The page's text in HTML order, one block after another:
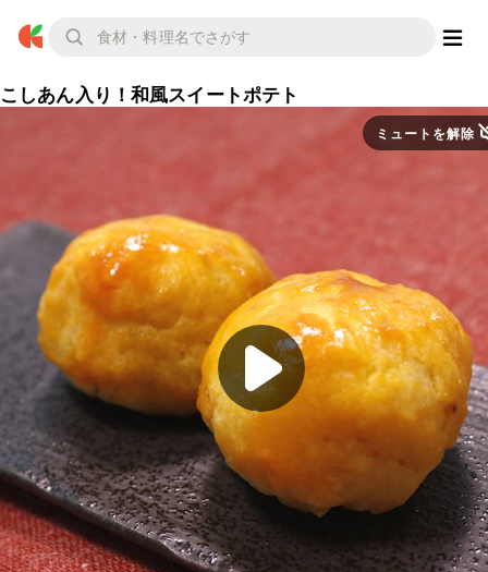
こしあん入り！和風スイートポテト
ミュートを解除